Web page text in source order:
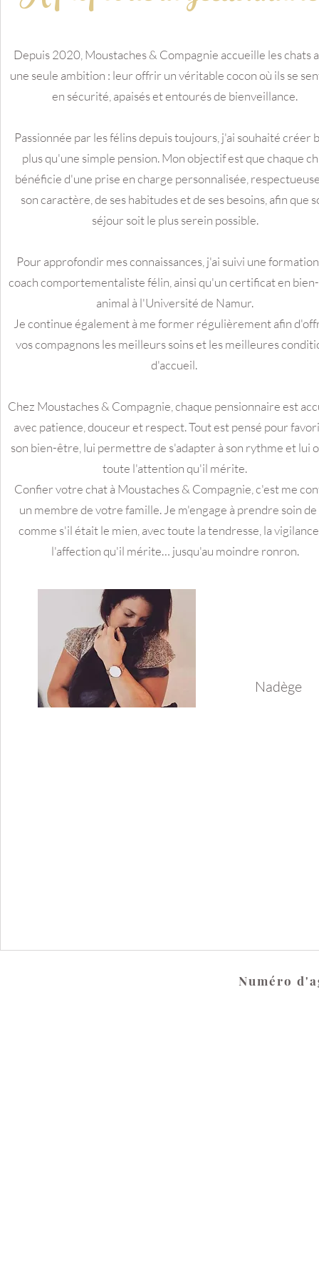
Depuis 2020, Moustaches & Compagnie accueille les chats
une seule ambition : leur offrir un véritable cocon où ils se
en sécurité, apaisés et entourés de bienveillance.
Passionnée par les félins depuis toujours, j'ai souhaité créer
plus qu'une simple pension. Mon objectif est que chaque
bénéficie d'une prise en charge personnalisée,
son caractère, de ses habitudes et de ses besoins, afin que
séjour soit le plus serein possible.
Pour approfondir mes connaissances, j'ai suivi une
coach comportementaliste félin, ainsi qu'un certificat en
animal à l'Université de Namur.
Je continue également à me former régulièrement afin
vos compagnons les meilleurs soins et les meilleures
d'accueil.
Chez Moustaches & Compagnie, chaque pensionnaire est
avec patience, douceur et respect. Tout est pensé pour
son bien-être, lui permettre de s'adapter à son rythme et lui
toute l'attention qu'il mérite.
Confier votre chat à Moustaches & Compagnie, c'est me
un membre de votre famille. Je m'engage à prendre soin
comme s'il était le mien, avec toute la tendresse, la
l'affection qu'il mérite… jusqu'au moindre ronron.
Nadège
Numéro